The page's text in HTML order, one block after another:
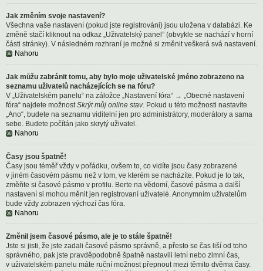
Jak změním svoje nastavení?
Všechna vaše nastavení (pokud jste registrováni) jsou uložena v databázi. Ke
změně stačí kliknout na odkaz „Uživatelský panel” (obvykle se nachází v horní
části stránky). V následném rozhraní je možné si změnit veškerá svá nastavení.
Nahoru
Jak můžu zabránit tomu, aby bylo moje uživatelské jméno zobrazeno na
seznamu uživatelů nacházejících se na fóru?
V „Uživatelském panelu“ na záložce „Nastavení fóra“ → „Obecné nastavení
fóra“ najdete možnostSkrýt můj online stav. Pokud u této možnosti nastavíte
„Ano“, budete na seznamu viditelní jen pro administrátory, moderátory a sama
sebe. Budete počítán jako skrytý uživatel.
Nahoru
Časy jsou špatně!
Časy jsou téměř vždy v pořádku, ovšem to, co vidíte jsou časy zobrazené
v jiném časovém pásmu než v tom, ve kterém se nacházíte. Pokud je to tak,
změňte si časové pásmo v profilu. Berte na vědomí, časové pásma a další
nastavení si mohou měnit jen registrovaní uživatelé. Anonymním uživatelům
bude vždy zobrazen výchozí čas fóra.
Nahoru
Změnil jsem časové pásmo, ale je to stále špatně!
Jste si jisti, že jste zadali časové pásmo správně, a přesto se čas liší od toho
správného, pak jste pravděpodobně špatně nastavili letní nebo zimní čas,
v uživatelském panelu máte ruční možnost přepnout mezi těmito dvěma časy.